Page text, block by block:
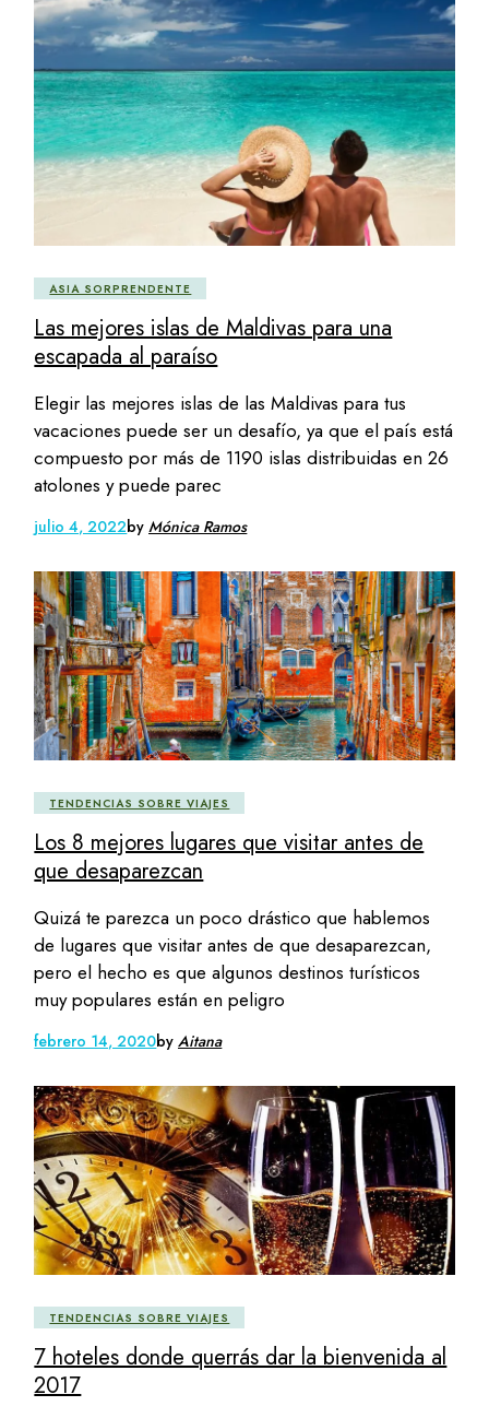
ASIA SORPRENDENTE
Las mejores islas de Maldivas para una
escapada al paraíso
Elegir las mejores islas de las Maldivas para tus
vacaciones puede ser un desafío, ya que el país está
compuesto por más de 1190 islas distribuidas en 26
atolones y puede parec
julio 4, 2022byMónica Ramos
TENDENCIAS SOBRE VIAJES
Los 8 mejores lugares que visitar antes de
que desaparezcan
Quizá te parezca un poco drástico que hablemos
de lugares que visitar antes de que desaparezcan,
pero el hecho es que algunos destinos turísticos
muy populares están en peligro
febrero 14, 2020byAitana
TENDENCIAS SOBRE VIAJES
7 hoteles donde querrás dar la bienvenida al
2017